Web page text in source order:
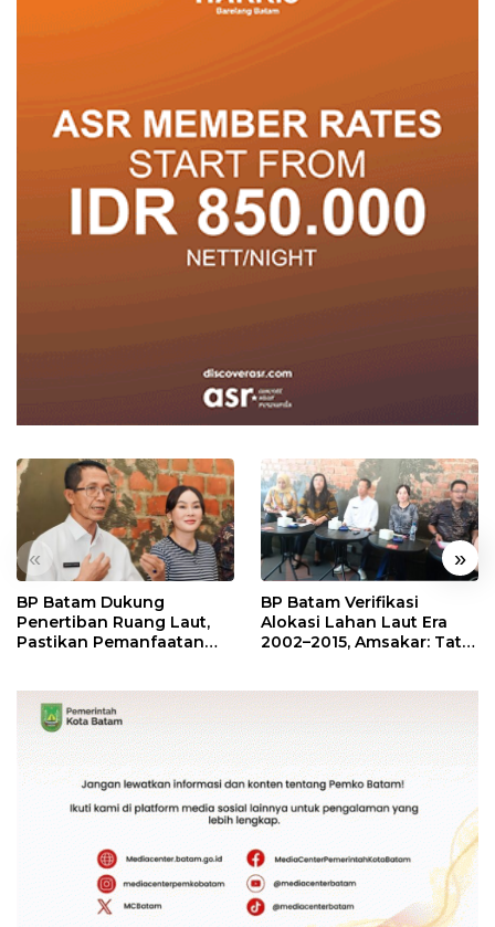
« »
BP Batam Dukung
Penertiban Ruang Laut,
Pastikan Pemanfaatan
BP Batam Verifikasi
Alokasi Lahan Laut Era
2002–2015, Amsakar: Tata